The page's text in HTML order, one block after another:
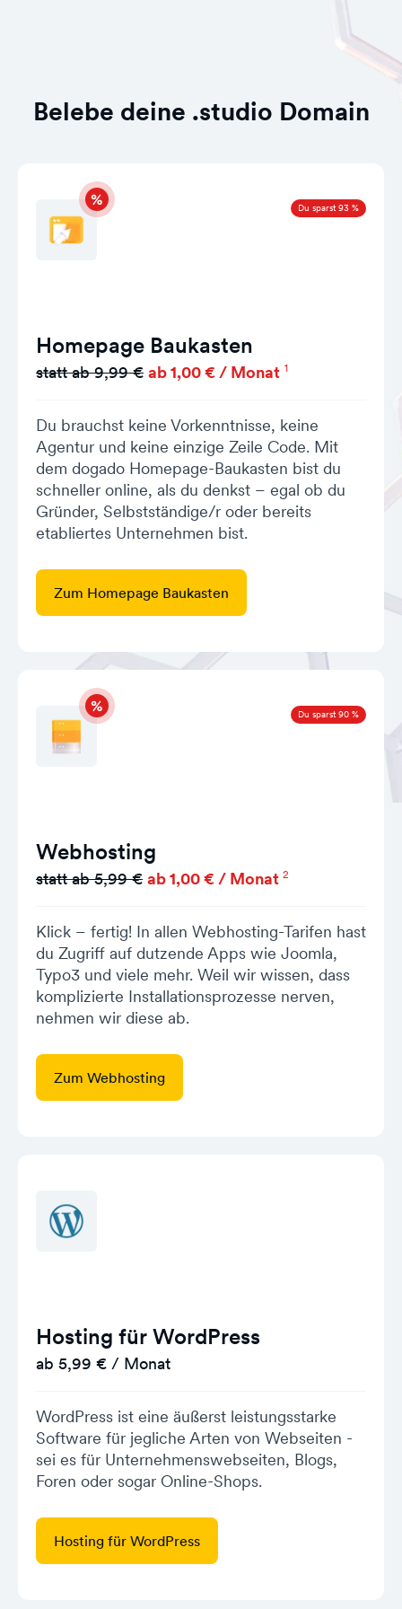
Belebe deine .studio Domain
Du sparst 93 %
Homepage Baukasten
statt ab 9,99 € ab 1,00 € / Monat 1
Du brauchst keine Vorkenntnisse, keine
Agentur und keine einzige Zeile Code. Mit
dem dogado Homepage-Baukasten bist du
schneller online, als du denkst – egal ob du
Gründer, Selbstständige/r oder bereits
etabliertes Unternehmen bist.
Zum Homepage Baukasten
Du sparst 90 %
Webhosting
statt ab 5,99 € ab 1,00 € / Monat 2
Klick – fertig! In allen Webhosting-Tarifen hast
du Zugriff auf dutzende Apps wie Joomla,
Typo3 und viele mehr. Weil wir wissen, dass
komplizierte Installationsprozesse nerven,
nehmen wir diese ab.
Zum Webhosting
Hosting für WordPress
ab 5,99 € / Monat
WordPress ist eine äußerst leistungsstarke
Software für jegliche Arten von Webseiten -
sei es für Unternehmenswebseiten, Blogs,
Foren oder sogar Online-Shops.
Hosting für WordPress